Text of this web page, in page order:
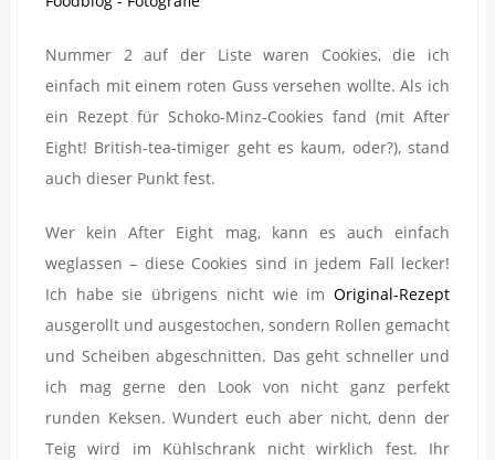
Nummer 2 auf der Liste waren Cookies, die ich
einfach mit einem roten Guss versehen wollte. Als ich
ein Rezept für Schoko-Minz-Cookies fand (mit After
Eight! British-tea-timiger geht es kaum, oder?), stand
auch dieser Punkt fest.
Wer kein After Eight mag, kann es auch einfach
weglassen – diese Cookies sind in jedem Fall lecker!
Ich habe sie übrigens nicht wie im Original-Rezept
ausgerollt und ausgestochen, sondern Rollen gemacht
und Scheiben abgeschnitten. Das geht schneller und
ich mag gerne den Look von nicht ganz perfekt
runden Keksen. Wundert euch aber nicht, denn der
Teig wird im Kühlschrank nicht wirklich fest. Ihr